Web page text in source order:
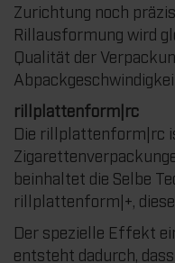
Zurichtung noch
Rillausformung wird
Qualität der
rillplattenform|rc
Die rillplattenform|rc
beinhaltet die Selbe
rillplattenform|+,
Der spezielle Effekt
entsteht dadurch,